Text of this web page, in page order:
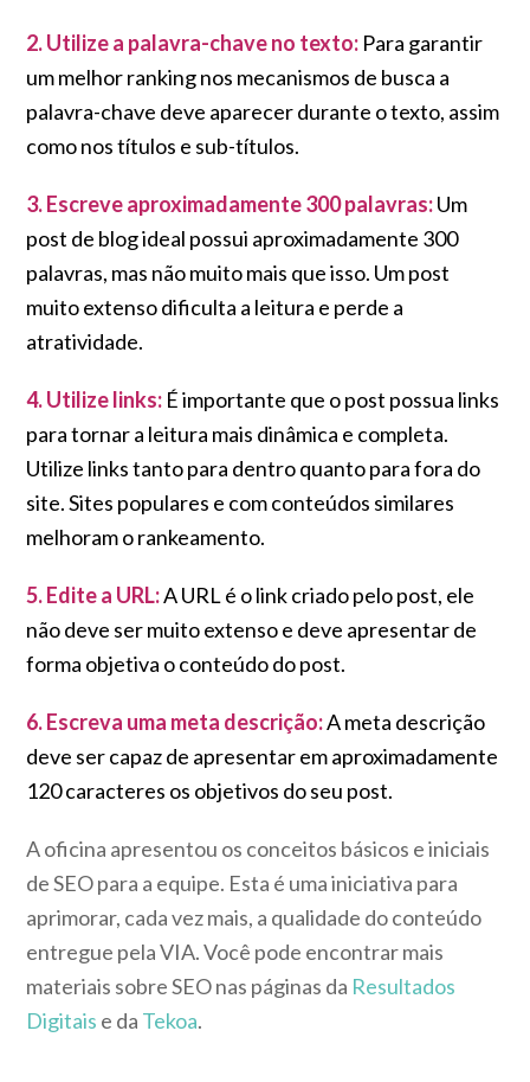
2. Utilize a palavra-chave no texto: Para garantir
um melhor ranking nos mecanismos de busca a
palavra-chave deve aparecer durante o texto, assim
como nos títulos e sub-títulos.
3. Escreve aproximadamente 300 palavras:Um
post de blog ideal possui aproximadamente 300
palavras, mas não muito mais que isso. Um post
muito extenso dificulta a leitura e perde a
atratividade.
4. Utilize links: É importante que o post possua links
para tornar a leitura mais dinâmica e completa.
Utilize links tanto para dentro quanto para fora do
site. Sites populares e com conteúdos similares
melhoram o rankeamento.
5. Edite a URL:A URL é o link criado pelo post, ele
não deve ser muito extenso e deve apresentar de
forma objetiva o conteúdo do post.
6. Escreva uma meta descrição:A meta descrição
deve ser capaz de apresentar em aproximadamente
120 caracteres os objetivos do seu post.
A oficina apresentou os conceitos básicos e iniciais
de SEO para a equipe. Esta é uma iniciativa para
aprimorar, cada vez mais, a qualidade do conteúdo
entregue pela VIA. Você pode encontrar mais
materiais sobre SEO nas páginas da Resultados
Digitais e da Tekoa.